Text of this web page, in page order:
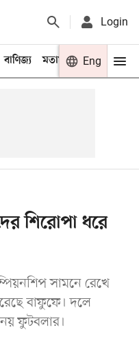
Login
বাণিজ্য মতামত খেলা
Eng
শিরোপা ধরে
সামনে রেখে
বাফুফে। দলে
ফুটবলার।